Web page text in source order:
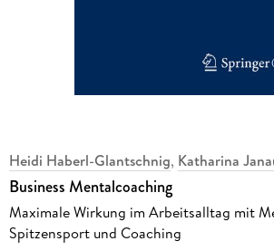
Heidi Haberl-Glantschnig, Katharina
Business Mentalcoaching
Maximale Wirkung im Arbeitsalltag mit
Spitzensport und Coaching